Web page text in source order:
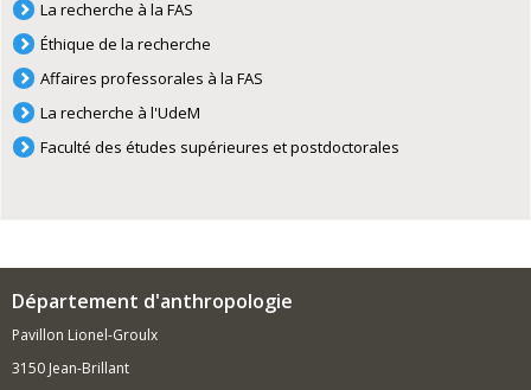
La recherche à la FAS
Éthique de la recherche
Affaires professorales à la FAS
La recherche à l'UdeM
Faculté des études supérieures et postdoctorales
Département d'anthropologie
Pavillon Lionel-Groulx
3150 Jean-Brillant